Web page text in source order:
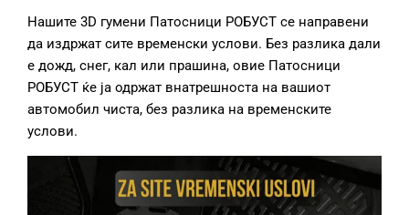
Нашите 3D гумени Патосници РОБУСТ се направени
да издржат сите временски услови. Без разлика дали
е дожд, снег, кал или прашина, овие Патосници
РОБУСТ ќе ја одржат внатрешноста на вашиот
автомобил чиста, без разлика на временските
услови.